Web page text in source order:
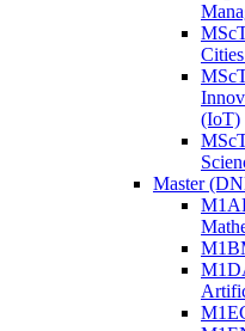
(IoT)
Master